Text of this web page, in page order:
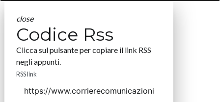
close
Codice Rss
Clicca sul pulsante per copiare il link RSS
negli appunti.
RSS link